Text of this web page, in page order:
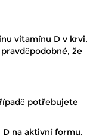
vitamínu D v krvi.
že
potřebujete
na aktivní formu.